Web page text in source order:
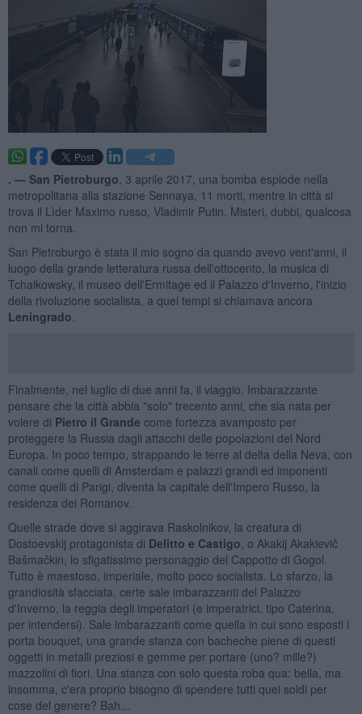
. — San Pietroburgo , 3 aprile 2017, una bomba esplode nella
metropolitana alla stazione Sennaya, 11 morti, mentre in città si
trova il Lìder Maximo russo, Vladimir Putin. Misteri, dubbi, qualcosa
non mi torna.
San Pietroburgo è stata il mio sogno da quando avevo vent'anni, il
luogo della grande letteratura russa dell'ottocento, la musica di
Tchaikowsky, il museo dell'Ermitage ed il Palazzo d'Inverno, l'inizio
della rivoluzione socialista, a quei tempi si chiamava ancora
Leningrado
Finalmente, nel luglio di due anni fa, il viaggio. Imbarazzante
pensare che la città abbia "solo" trecento anni, che sia nata per
volere di Pietro il Grande come fortezza avamposto per
proteggere la Russia dagli attacchi delle popolazioni del Nord
Europa. In poco tempo, strappando le terre al delta della Neva, con
canali come quelli di Amsterdam e palazzi grandi ed imponenti
come quelli di Parigi, diventa la capitale dell'Impero Russo, la
residenza dei Romanov.
Quelle strade dove si aggirava Raskolnikov, la creatura di
Dostoevskij protagonista di Delitto e Castigo , o Akakij Akakievič
Bašmačkin, lo sfigatissimo personaggio del Cappotto di Gogol.
Tutto è maestoso, imperiale, molto poco socialista. Lo sfarzo, la
grandiosità sfacciata, certe sale imbarazzanti del Palazzo
d'Inverno, la reggia degli imperatori (e imperatrici, tipo Caterina,
per intendersi). Sale imbarazzanti come quella in cui sono esposti i
porta bouquet, una grande stanza con bacheche piene di questi
oggetti in metalli preziosi e gemme per portare (uno? mille?)
mazzolini di fiori. Una stanza con solo questa roba qua: bella, ma
insomma, c'era proprio bisogno di spendere tutti quei soldi per
cose del genere? Bah...